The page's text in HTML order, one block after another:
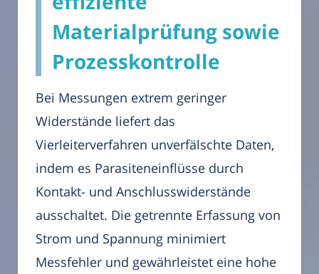
Materialprüfung sowie
Prozesskontrolle
Bei Messungen extrem geringer
Widerstände liefert das
Vierleiterverfahren unverfälschte Daten,
indem es Parasiteneinflüsse durch
Kontakt- und Anschlusswiderstände
ausschaltet. Die getrennte Erfassung von
Strom und Spannung minimiert
Messfehler und gewährleistet eine hohe